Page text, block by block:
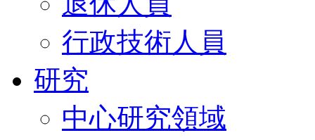
行政技術人員
研究
中心研究領域